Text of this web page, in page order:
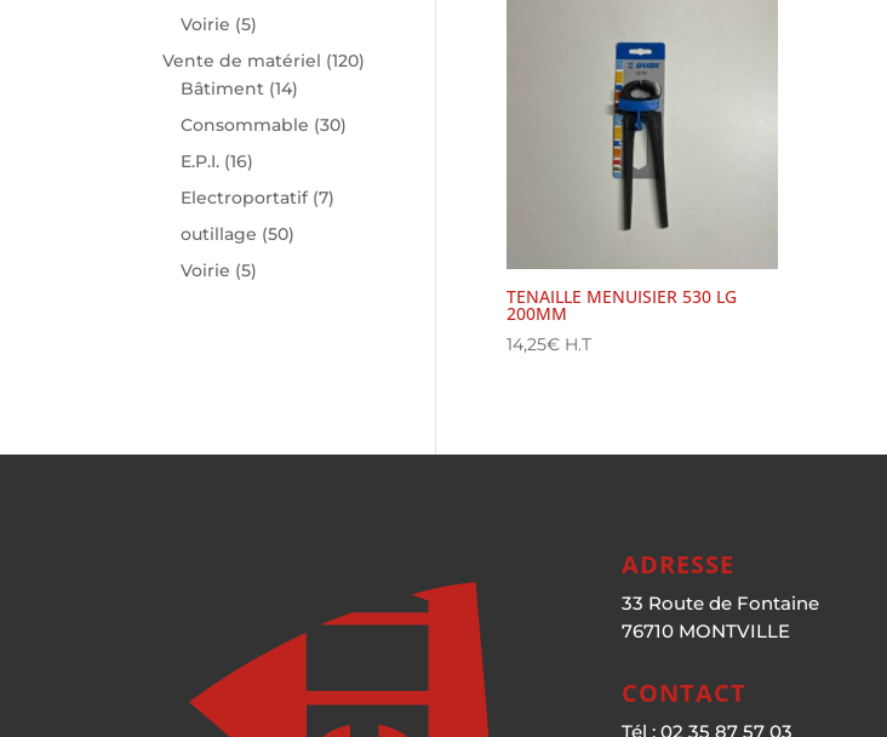
TENAILLE MENUISIER 530 LG
200MM
14,25€ H.T
Voirie (5)
Vente de matériel (120)
Bâtiment (14)
Consommable (30)
E.P.I. (16)
Electroportatif (7)
outillage (50)
Voirie (5)
ADRESSE
33 Route de Fontaine
76710 MONTVILLE
CONTACT
Tél : 02 35 87 57 03